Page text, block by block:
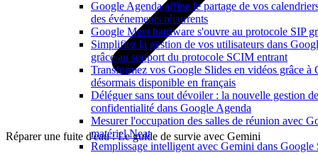
Google Agenda affine le partage de vos
des événements récurrents
Google Meet hardware s'ouvre au protocole SIP
Simplifiez la gestion de vos utilisateurs dans
grâce au support du protocole SCIM entrant
Transformez vos Google Slides en vidéos grâce à
désormais disponible en français
Déléguer sans tout dévoiler : la nouvelle gestion
confidentialité dans Google Agenda
Mesurer l'occupation des salles de réunion avec
matériel Neat
Remplissage intelligent avec Gemini dans Google
Réparer une fuite d'eau : Le guide de survie avec Gemini